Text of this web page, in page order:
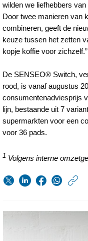
wilden we liefhebbers
Door twee manieren van
combineren, geeft de
keuze tussen het zetten
kopje koffie voor zichzelf.”
De SENSEO® Switch,
rood, is vanaf augustus
consumentenadviesprijs
lijn, bestaande uit 7
supermarkten voor een
voor 36 pads.
1 Volgens interne